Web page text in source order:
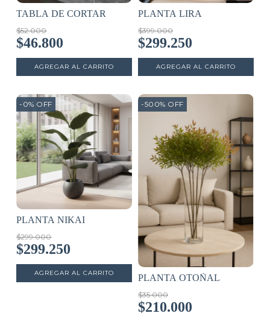
TABLA DE CORTAR
$52.000
$46.800
PLANTA LIRA
$399.000
$299.250
-0% OFF
PLANTA NIKAI
$299.000
$299.250
-500% OFF
PLANTA OTOÑAL
$35.000
$210.000